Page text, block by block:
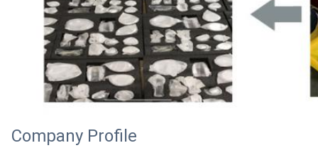
Company Profile